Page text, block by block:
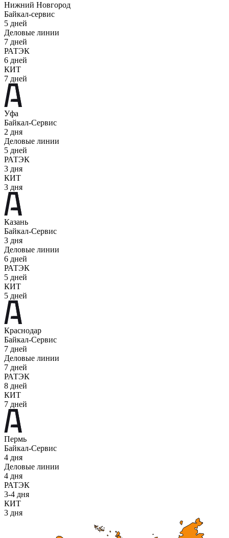
Нижний Новгород
Байкал-сервис
5 дней
Деловые линии
7 дней
РАТЭК
6 дней
КИТ
7 дней
Уфа
Байкал-Сервис
2 дня
Деловые линии
5 дней
РАТЭК
3 дня
КИТ
3 дня
Казань
Байкал-Сервис
3 дня
Деловые линии
6 дней
РАТЭК
5 дней
КИТ
5 дней
Краснодар
Байкал-Сервис
7 дней
Деловые линии
7 дней
РАТЭК
8 дней
КИТ
7 дней
Пермь
Байкал-Сервис
4 дня
Деловые линии
4 дня
РАТЭК
3-4 дня
КИТ
3 дня